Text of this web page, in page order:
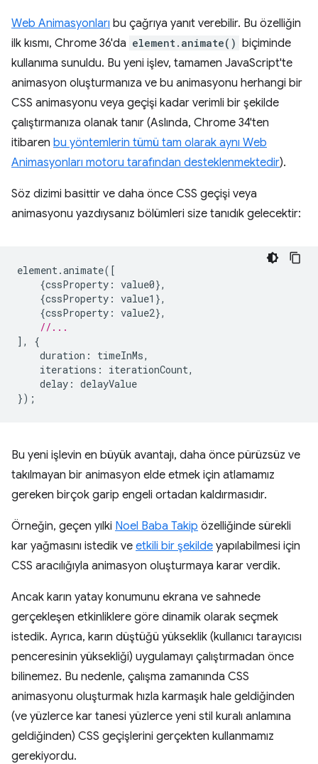
Web Animasyonları bu çağrıya yanıt verebilir. Bu özelliğin
ilk kısmı, Chrome 36'da element.animate() biçiminde
kullanıma sunuldu. Bu yeni işlev, tamamen JavaScript'te
animasyon oluşturmanıza ve bu animasyonu herhangi bir
CSS animasyonu veya geçişi kadar verimli bir şekilde
çalıştırmanıza olanak tanır (Aslında, Chrome 34'ten
itibaren bu yöntemlerin tümü tam olarak aynı Web
Animasyonları motoru tarafından desteklenmektedir).
Söz dizimi basittir ve daha önce CSS geçişi veya
animasyonu yazdıysanız bölümleri size tanıdık gelecektir:
element.animate([
{cssProperty : value0},
{cssProperty : value1 },
{cssProperty : value2},
//...
],
{
duration : timeInMs,
iterations : iterationCount,
delay : delayValue
});
Bu yeni işlevin en büyük avantajı, daha önce pürüzsüz ve
takılmayan bir animasyon elde etmek için atlamamız
gereken birçok garip engeli ortadan kaldırmasıdır.
Örneğin, geçen yılki Noel Baba Takip özelliğinde sürekli
kar yağmasını istedik ve etkili bir şekilde yapılabilmesi için
CSS aracılığıyla animasyon oluşturmaya karar verdik.
Ancak karın yatay konumunu ekrana ve sahnede
gerçekleşen etkinliklere göre dinamik olarak seçmek
istedik. Ayrıca, karın düştüğü yükseklik (kullanıcı tarayıcısı
penceresinin yüksekliği) uygulamayı çalıştırmadan önce
bilinemez. Bu nedenle, çalışma zamanında CSS
animasyonu oluşturmak hızla karmaşık hale geldiğinden
(ve yüzlerce kar tanesi yüzlerce yeni stil kuralı anlamına
geldiğinden) CSS geçişlerini gerçekten kullanmamız
gerekiyordu.